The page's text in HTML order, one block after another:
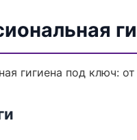
гигиена под ключ: